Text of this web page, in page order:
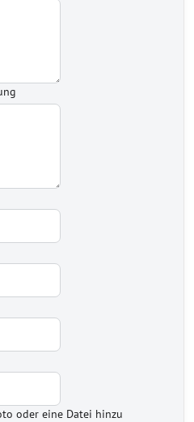
oder eine Datei hinzu